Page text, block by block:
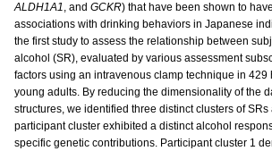
ALDH1A1, and GCKR) that have been shown to
associations with drinking behaviors in Japanese
the first study to assess the relationship between
alcohol (SR), evaluated by various assessment
factors using an intravenous clamp technique in 429
young adults. By reducing the dimensionality of the
structures, we identified three distinct clusters of
participant cluster exhibited a distinct alcohol
specific genetic contributions. Participant cluster 1